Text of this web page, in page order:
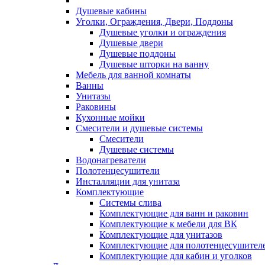
Душевые кабины
Уголки, Ограждения, Двери, Поддоны
Душевые уголки и ограждения
Душевые двери
Душевые поддоны
Душевые шторки на ванну
Мебель для ванной комнаты
Ванны
Унитазы
Раковины
Кухонные мойки
Смесители и душевые системы
Смесители
Душевые системы
Водонагреватели
Полотенцесушители
Инсталляции для унитаза
Комплектующие
Системы слива
Комплектующие для ванн и раковин
Комплектующие к мебели для ВК
Комплектующие для унитазов
Комплектующие для
Комплектующие для кабин и уголков